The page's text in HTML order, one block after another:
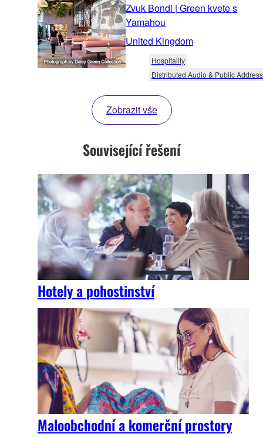
Zvuk Bondi | Green kvete s
Yamahou
United Kingdom
Hospitality
Distributed Audio & Public Address
Zobrazit vše
Související řešení
Hotely a pohostinství
Maloobchodní a komerční prostory